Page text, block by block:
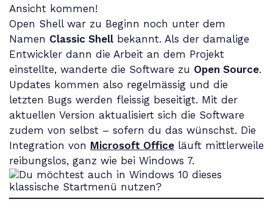
Ansicht kommen!
Open Shell war zu Beginn noch unter dem
Namen Classic Shell bekannt. Als der damalige
Entwickler dann die Arbeit an dem Projekt
einstellte, wanderte die Software zu Open Source.
Updates kommen also regelmässig und die
letzten Bugs werden fleissig beseitigt. Mit der
aktuellen Version aktualisiert sich die Software
zudem von selbst – sofern du das wünschst. Die
Integration von Microsoft Office läuft mittlerweile
reibungslos, ganz wie bei Windows 7.